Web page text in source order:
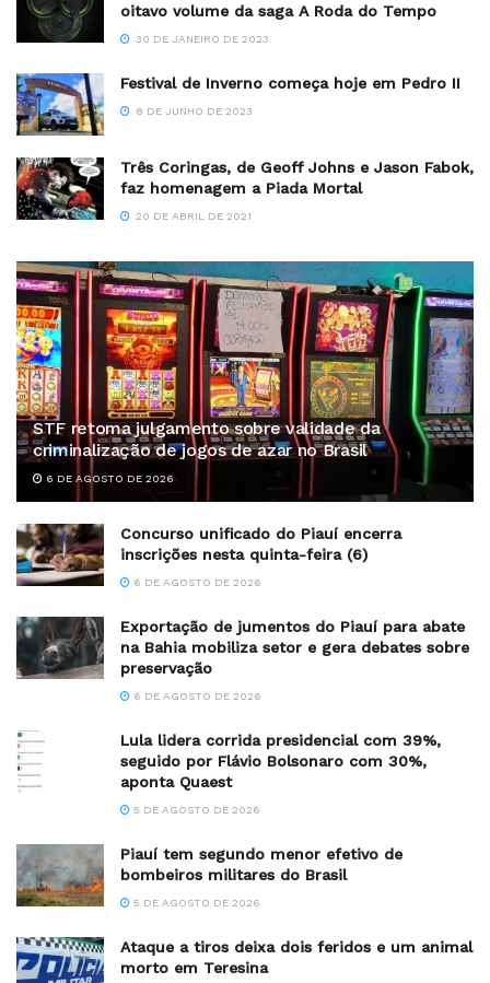
oitavo volume da saga A Roda do Tempo
30 DE JANEIRO DE 2023
Festival de Inverno começa hoje em Pedro II
8 DE JUNHO DE 2023
Três Coringas, de Geoff Johns e Jason Fabok,
faz homenagem a Piada Mortal
20 DE ABRIL DE 2021
STF retoma julgamento sobre validade da
criminalização de jogos de azar no Brasil
6 DE AGOSTO DE 2026
Concurso unificado do Piauí encerra
inscrições nesta quinta-feira (6)
6 DE AGOSTO DE 2026
Exportação de jumentos do Piauí para abate
na Bahia mobiliza setor e gera debates sobre
preservação
6 DE AGOSTO DE 2026
Lula lidera corrida presidencial com 39%,
seguido por Flávio Bolsonaro com 30%,
aponta Quaest
5 DE AGOSTO DE 2026
Piauí tem segundo menor efetivo de
bombeiros militares do Brasil
5 DE AGOSTO DE 2026
Ataque a tiros deixa dois feridos e um animal
morto em Teresina